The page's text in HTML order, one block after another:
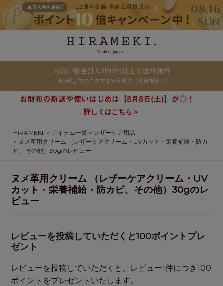
お買い物合計3,980円以上で送料無料
朝9時までのご注文を当日発送（土日祝除く）
詳しくはこちら＞
HIRAMEKI. アイテム一覧
レザーケア用品
ヌメ革用クリーム （レザーケアクリーム・UVカット・栄養補給・防カ
ビ、その他）30gのレビュー
ヌメ革用クリーム （レザーケアクリーム・UV
カット・栄養補給・防カビ、その他）30gのレ
ビュー
レビューを投稿していただくと100ポイントプレ
ゼント
レビューを投稿していただくと、レビュー1件につき100
ポイントをプレゼントいたします。